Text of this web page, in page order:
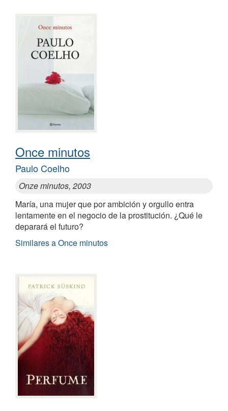
Once minutos
Paulo Coelho
Onze minutos, 2003
María, una mujer que por ambición y orgullo entra
lentamente en el negocio de la prostitución. ¿Qué le
deparará el futuro?
Similares a Once minutos